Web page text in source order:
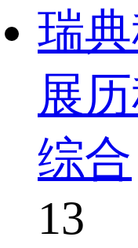
瑞
展
综合
13